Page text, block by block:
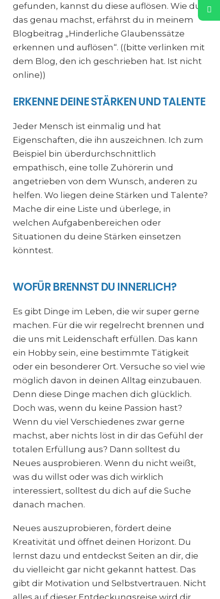
gefunden, kannst du diese auflösen. Wie du
das genau machst, erfährst du in meinem
Blogbeitrag „Hinderliche Glaubenssätze
erkennen und auflösen“. ((bitte verlinken mit
dem Blog, den ich geschrieben hat. Ist nicht
online))
ERKENNE DEINE STÄRKEN UND TALENTE
Jeder Mensch ist einmalig und hat
Eigenschaften, die ihn auszeichnen. Ich zum
Beispiel bin überdurchschnittlich
empathisch, eine tolle Zuhörerin und
angetrieben von dem Wunsch, anderen zu
helfen. Wo liegen deine Stärken und Talente?
Mache dir eine Liste und überlege, in
welchen Aufgabenbereichen oder
Situationen du deine Stärken einsetzen
könntest.
WOFÜR BRENNST DU INNERLICH?
Es gibt Dinge im Leben, die wir super gerne
machen. Für die wir regelrecht brennen und
die uns mit Leidenschaft erfüllen. Das kann
ein Hobby sein, eine bestimmte Tätigkeit
oder ein besonderer Ort. Versuche so viel wie
möglich davon in deinen Alltag einzubauen.
Denn diese Dinge machen dich glücklich.
Doch was, wenn du keine Passion hast?
Wenn du viel Verschiedenes zwar gerne
machst, aber nichts löst in dir das Gefühl der
totalen Erfüllung aus? Dann solltest du
Neues ausprobieren. Wenn du nicht weißt,
was du willst oder was dich wirklich
interessiert, solltest du dich auf die Suche
danach machen.
Neues auszuprobieren, fördert deine
Kreativität und öffnet deinen Horizont. Du
lernst dazu und entdeckst Seiten an dir, die
du vielleicht gar nicht gekannt hattest. Das
gibt dir Motivation und Selbstvertrauen. Nicht
alles auf dieser Entdeckungsreise wird dir